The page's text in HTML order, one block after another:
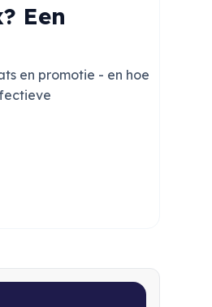
Een
en promotie - en hoe